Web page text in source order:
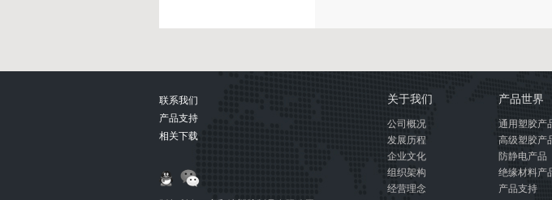
联系我们
产品支持
相关下载
关于我们
公司概况
发展历程
企业文化
组织架构
经营理念
产品世界
通用塑胶产
高级塑胶产
防静电产品
绝缘材料产
产品支持